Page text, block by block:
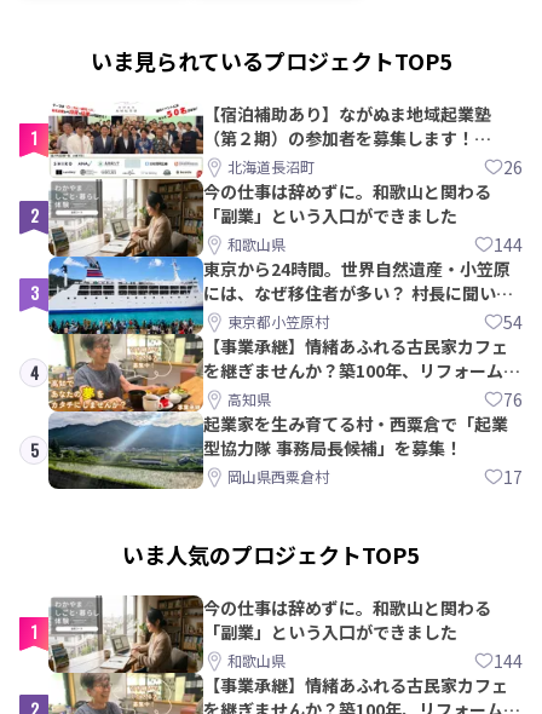
いま見られているプロジェクトTOP5
1
【宿泊補助あり】ながぬま地域起業塾
（第２期）の参加者を募集します！
【8/21〆】
北海道長沼町 26
2
今の仕事は辞めずに。和歌山と関わる
「副業」という入口ができました
和歌山県 144
3
東京から24時間。世界自然遺産・小笠原
には、なぜ移住者が多い？ 村長に聞いて
みた東京都小笠原村 54
4
【事業承継】情緒あふれる古民家カフェ
を継ぎませんか？築100年、リフォームか
ら約10年！
高知県 76
5
起業家を生み育てる村・西粟倉で「起業
型協力隊 事務局長候補」を募集！
岡山県西粟倉村 17
いま人気のプロジェクトTOP5
1
今の仕事は辞めずに。和歌山と関わる
「副業」という入口ができました
和歌山県 144
2
【事業承継】情緒あふれる古民家カフェ
を継ぎませんか？築100年、リフォームか